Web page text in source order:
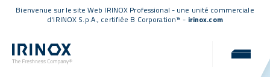
Bienvenue sur le site Web IRINOX Professional - une unité commerciale
d'IRINOX S.p.A., certifiée B Corporation™ - irinox.com